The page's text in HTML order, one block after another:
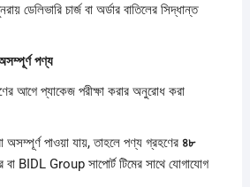
ডেলিভারি চার্জ বা অর্ডার বাতিলের সিদ্ধান্ত
পণ্য
আগে প্যাকেজ পরীক্ষা করার অনুরোধ করা
অসম্পূর্ণ পাওয়া যায়, তাহলে পণ্য গ্রহণের ৪৮
বা BIDL Group সাপোর্ট টিমের সাথে যোগাযোগ